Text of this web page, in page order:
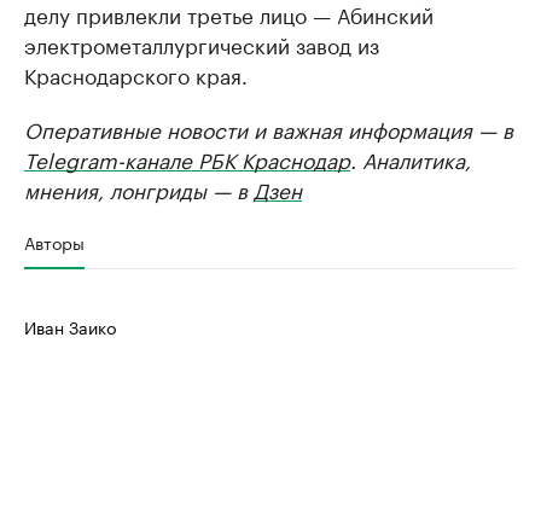
делу привлекли третье лицо — Абинский
электрометаллургический завод из
Краснодарского края.
Оперативные новости и важная информация — в
Telegram-канале РБК Краснодар. Аналитика,
мнения, лонгриды — в Дзен
Авторы
Иван Заико